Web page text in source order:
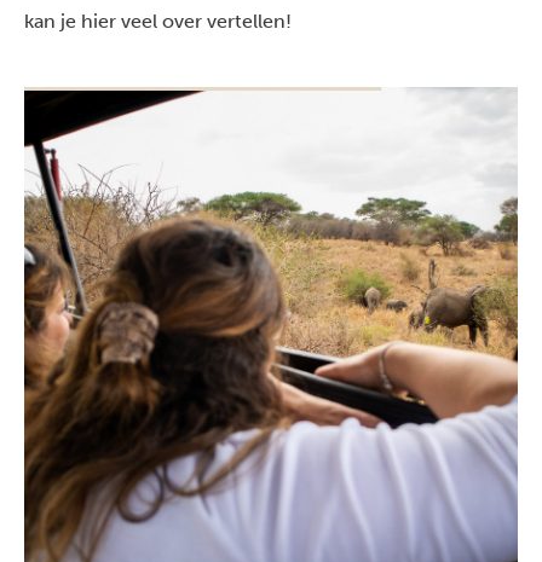
kan je hier veel over vertellen!
Excursies en activiteiten in Tarangire
National Park
Wandel safari